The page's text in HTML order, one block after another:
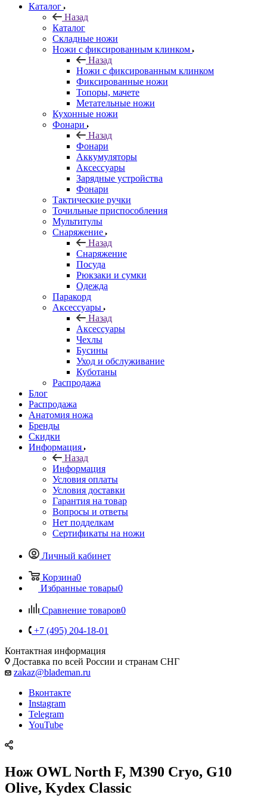
Каталог
Назад
Каталог
Складные ножи
Ножи с фиксированным клинком
Назад
Ножи с фиксированным клинком
Фиксированные ножи
Топоры, мачете
Метательные ножи
Кухонные ножи
Фонари
Назад
Фонари
Аккумуляторы
Аксессуары
Зарядные устройства
Фонари
Тактические ручки
Точильные приспособления
Мультитулы
Снаряжение
Назад
Снаряжение
Посуда
Рюкзаки и сумки
Одежда
Паракорд
Аксессуары
Назад
Аксессуары
Чехлы
Бусины
Уход и обслуживание
Куботаны
Распродажа
Блог
Распродажа
Анатомия ножа
Бренды
Скидки
Информация
Назад
Информация
Условия оплаты
Условия доставки
Гарантия на товар
Вопросы и ответы
Нет подделкам
Сертификаты на ножи
Личный кабинет
Корзина0
Избранные товары0
Сравнение товаров0
+7 (495) 204-18-01
Контактная информация
Доставка по всей России и странам СНГ
zakaz@blademan.ru
Вконтакте
Instagram
Telegram
YouTube
Нож OWL North F, M390 Cryo, G10
Olive, Kydex Classic